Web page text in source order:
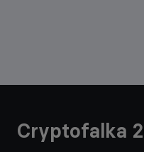
Cryptofalka